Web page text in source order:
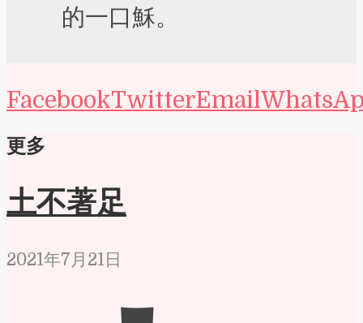
的一口穌。
FacebookTwitterEmail
更多
土不著足
2021年7月21日